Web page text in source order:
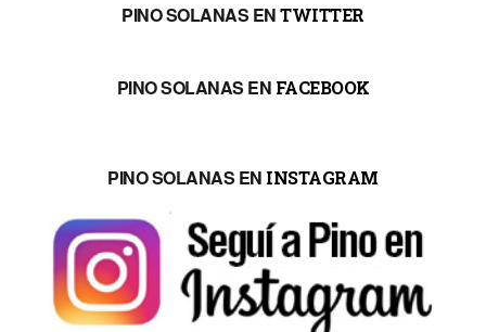
PINO SOLANAS ENTWITTER
PINO SOLANAS EN FACEBOOK
PINO SOLANAS EN INSTAGRAM